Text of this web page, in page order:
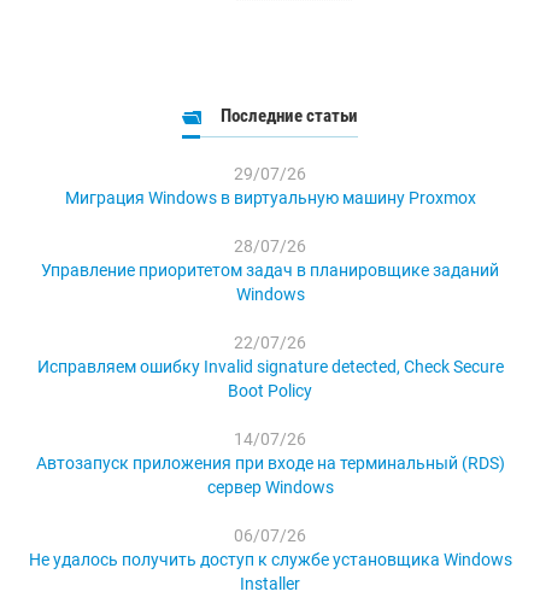
Последние статьи
29/07/26
Миграция Windows в виртуальную машину Proxmox
28/07/26
Управление приоритетом задач в планировщике заданий
Windows
22/07/26
Исправляем ошибку Invalid signature detected, Check Secure
Boot Policy
14/07/26
Автозапуск приложения при входе на терминальный (RDS)
сервер Windows
06/07/26
Не удалось получить доступ к службе установщика Windows
Installer